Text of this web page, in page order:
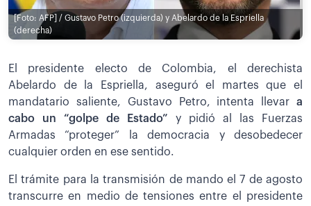
[Foto: AFP] / Gustavo Petro (izquierda) y Abelardo de la Espriella
(derecha)
El presidente electo de Colombia, el derechista
Abelardo de la Espriella, aseguró el martes que el
mandatario saliente, Gustavo Petro, intenta llevar a
cabo un “golpe de Estado” y pidió al las Fuerzas
Armadas “proteger” la democracia y desobedecer
cualquier orden en ese sentido.
El trámite para la transmisión de mando el 7 de agosto
transcurre en medio de tensiones entre el presidente